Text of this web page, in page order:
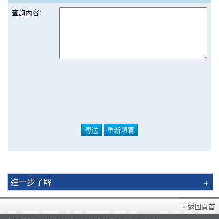
查詢內容:
進一步了解
買賣衍生產品須知
開設戶口
返回頁首